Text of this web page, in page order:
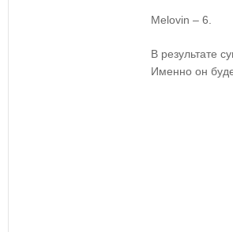
Melovin – 6.
В результате
Именно он